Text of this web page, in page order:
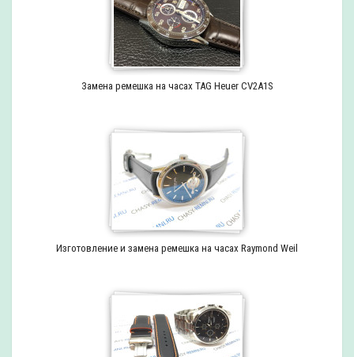
Замена ремешка на часах TAG Heuer CV2A1S
Изготовление и замена ремешка на часах Raymond Weil